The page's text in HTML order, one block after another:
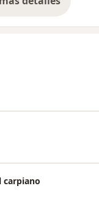
sobre la experiencia
carpiano